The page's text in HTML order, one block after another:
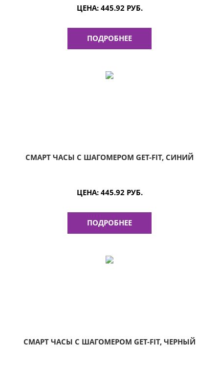
ЦЕНА:445.92 РУБ.
ПОДРОБНЕЕ
СМАРТ ЧАСЫ С ШАГОМЕРОМ GET-FIT, СИНИЙ
ЦЕНА:445.92 РУБ.
ПОДРОБНЕЕ
СМАРТ ЧАСЫ С ШАГОМЕРОМ GET-FIT, ЧЕРНЫЙ